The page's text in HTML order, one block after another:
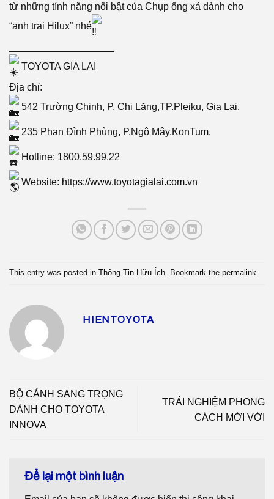
từ những tính năng nổi bật của Chụp ống xả dành cho
“anh trai Hilux” nhé
TOYOTA GIA LAI
Địa chỉ:
542 Trường Chinh, P. Chi Lăng,TP.Pleiku, Gia Lai.
235 Phan Đình Phùng, P.Ngô Mây,KonTum.
Hotline: 1800.59.99.22
Website: https://www.toyotagialai.com.vn
This entry was posted in Thông Tin Hữu Ích. Bookmark the permalink.
HIENTOYOTA
BỘ CÁNH SANG TRỌNG
DÀNH CHO TOYOTA
INNOVA
TRẢI NGHIỆM PHONG
CÁCH MỚI VỚI
Để lại một bình luận